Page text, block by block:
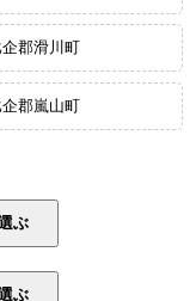
企郡滑川町
企郡嵐山町